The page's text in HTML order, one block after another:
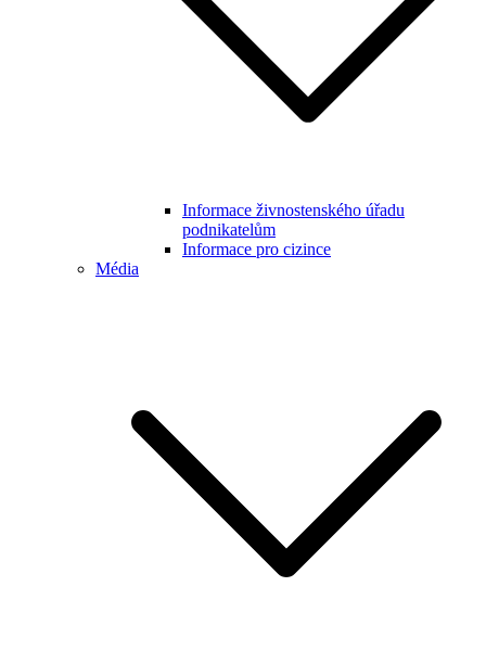
Informace živnostenského úřadu
podnikatelům
Informace pro cizince
Média